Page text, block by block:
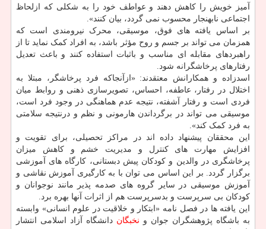
آمیز خویش را کاهش دهند و عواطف خود را به شکلی که ازلحاظ
اجتماعی نابهنجار محسوب نمی گردد، بیان کنند».
بر اساس یافته های فوق، موسیقی، محرک نیرومندی است که
همزمان می تواند بر جسم و روح مؤثر باشد، به افراد کمک نماید تا از
راهبردهای مقابله ای مناسب و باثبات استفاده کنند و باعث تعدیل
رفتارهای پرخاشگرانه شود.
اسدزاده و همکارانش معتقدند: «ازآنجاکه فرد پرخاشگر، مبتلا به
اختلال در رفتار، عاطفه، احساس، تصویرسازی ذهنی و روابط میان
فردی است و رفتار آشفته، نتیجه عدم هماهنگی در وجود فرد است،
موسیقی می تواند در برگرداندن هارمونی و نظم و درنتیجه سلامتی
به فرد کمک کند».
این محققان پیشنهاد داده اند در مراکز تحصیلی، برای تقویت و
افزایش مهارت های کنترل و مدیریت خشم و کاهش میزان
پرخاشگری در والدین و کودکان پیش دبستانی، کارگاه های آموزشی
برگزار گردد. بر این اساس می توان با به کارگیری آموزش نقاشی و
آموزش موسیقی در سایر گروه های صدمه پذیر مانند نوجوانان و
کودکان بی سرپرست و بدسرپرست هم از اثرات آنها بهره برد.
این یافته ها در فصل نامه «ابتکار و خلاقیت در علوم انسانی» وابسته
به باشگاه پژوهشگران جوان و نخبگان دانشگاه آزاد اسلامی انتشار